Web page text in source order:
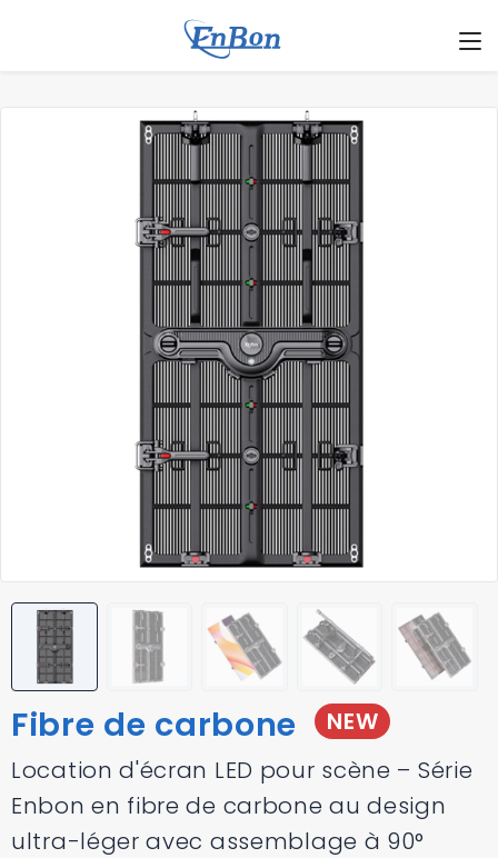
Fibre de carbone
NEW
Location d'écran LED pour scène – Série
Enbon en fibre de carbone au design
ultra-léger avec assemblage à 90°